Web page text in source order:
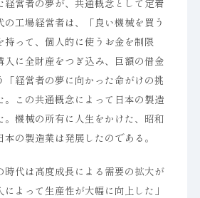
経営者の夢が、共通概念として定着
の工場経営者は、「良い機械を買う
持って、個人的に使うお金を制限
入に全財産をつぎ込み、巨額の借金
「経営者の夢に向かった命がけの挑
。この共通概念によって日本の製造
。機械の所有に人生をかけた、昭和
の製造業は発展したのである。
時代は高度成長による需要の拡大が
よって生産性が大幅に向上した」